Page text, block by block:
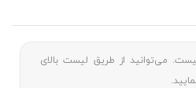
می‌توانید از طریق لیست بالای